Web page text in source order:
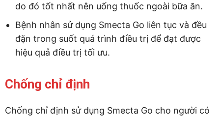
do đó tốt nhất nên uống thuốc ngoài bữa ăn.
Bệnh nhân sử dụng Smecta Go liên tục và đều
đặn trong suốt quá trình điều trị để đạt được
hiệu quả điều trị tối ưu.
Chống chỉ định
Chống chỉ định sử dụng Smecta Go cho người có